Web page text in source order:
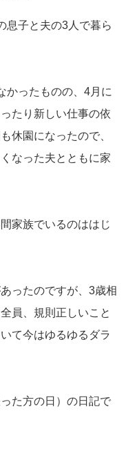
息子と夫の3人で暮ら
かったものの、4月に
たり新しい仕事の依
休園になったので、
なった夫とともに家
家族でいるのははじ
ったのですが、3歳相
員、規則正しいこと
て今はゆるゆるダラ
た方の日）の日記で